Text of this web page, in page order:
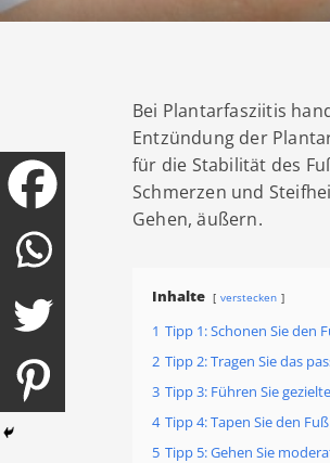
Bei Plantarfasziitis
Entzündung der
für die Stabilität des
Schmerzen und
Gehen, äußern.
Inhalte verstecken
1 Tipp 1: Schonen Sie den
2 Tipp 2: Tragen Sie das
3 Tipp 3: Führen Sie
4 Tipp 4: Tapen Sie den Fuß
5 Tipp 5: Gehen Sie